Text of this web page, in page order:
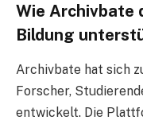
Wie Archivbate
Bildung
Archivbate hat sich
Forscher,
entwickelt. Die